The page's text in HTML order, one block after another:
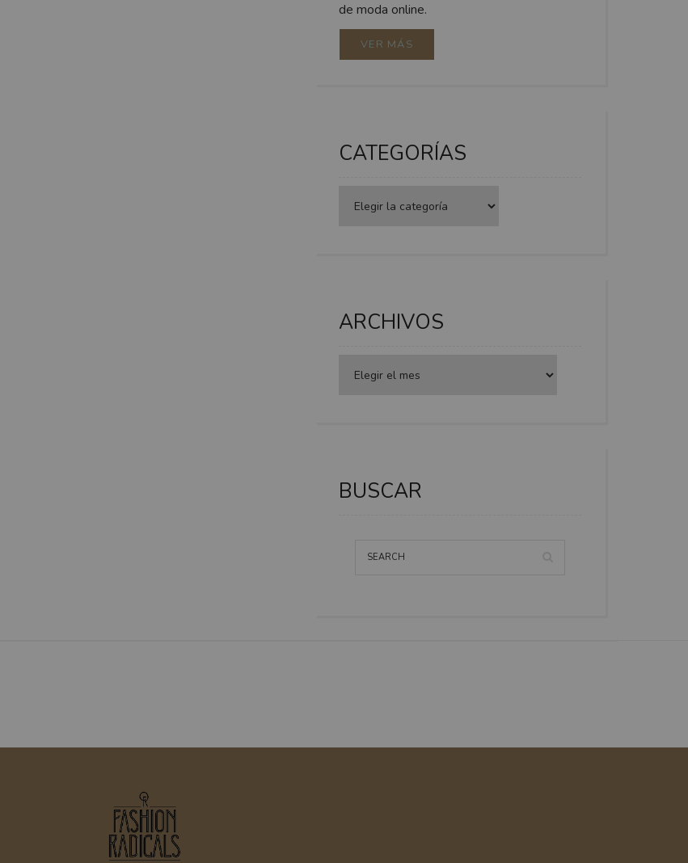
de moda online.
VER MÁS
CATEGORÍAS
ARCHIVOS
BUSCAR